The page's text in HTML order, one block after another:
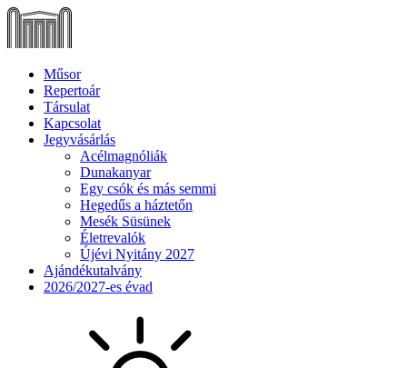
Műsor
Repertoár
Társulat
Kapcsolat
Jegyvásárlás
Acélmagnóliák
Dunakanyar
Egy csók és más semmi
Hegedűs a háztetőn
Mesék Süsünek
Életrevalók
Újévi Nyitány 2027
Ajándékutalvány
2026/2027-es évad